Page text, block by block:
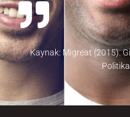
Kaynak: Migreat (2015).